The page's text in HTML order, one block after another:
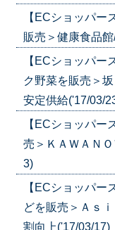
【ECショッパ
販売＞健康食品
【ECショッパ
ク野菜を販売＞
安定供給('17/03/
【ECショッパ
売＞ＫＡＷＡＮ
3)
【ECショッパ
どを販売＞Ａｓ
割向上('17/03/17)